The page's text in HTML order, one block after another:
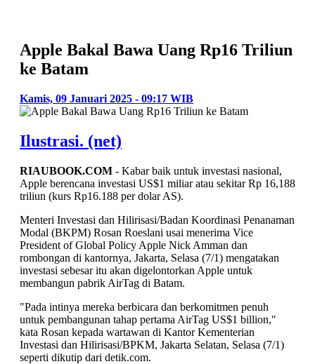
Apple Bakal Bawa Uang Rp16 Triliun
ke Batam
Kamis, 09 Januari 2025 - 09:17 WIB
Ilustrasi. (net)
RIAUBOOK.COM - Kabar baik untuk investasi nasional,
Apple berencana investasi US$1 miliar atau sekitar Rp 16,188
triliun (kurs Rp16.188 per dolar AS).
Menteri Investasi dan Hilirisasi/Badan Koordinasi Penanaman
Modal (BKPM) Rosan Roeslani usai menerima Vice
President of Global Policy Apple Nick Amman dan
rombongan di kantornya, Jakarta, Selasa (7/1) mengatakan
investasi sebesar itu akan digelontorkan Apple untuk
membangun pabrik AirTag di Batam.
"Pada intinya mereka berbicara dan berkomitmen penuh
untuk pembangunan tahap pertama AirTag US$1 billion,"
kata Rosan kepada wartawan di Kantor Kementerian
Investasi dan Hilirisasi/BPKM, Jakarta Selatan, Selasa (7/1)
seperti dikutip dari detik.com.